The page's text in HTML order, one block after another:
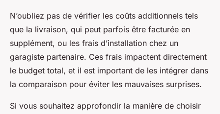
N’oubliez pas de vérifier les coûts additionnels tels
que la livraison, qui peut parfois être facturée en
supplément, ou les frais d’installation chez un
garagiste partenaire. Ces frais impactent directement
le budget total, et il est important de les intégrer dans
la comparaison pour éviter les mauvaises surprises.
Si vous souhaitez approfondir la manière de choisir